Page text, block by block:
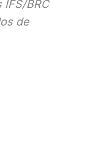
IFS/BRC
de